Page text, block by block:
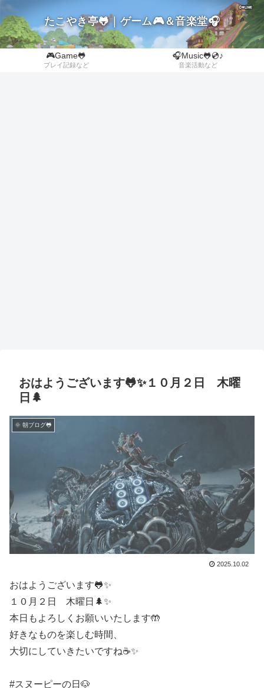
たこやき亭🐸｜ゲーム🎮＆音楽堂🎧
🎮Game🐸
プレイ記録など
🎧Music🐸💿♪
音楽活動など
おはようございます🐸✨１０月２日 木曜
日🌲
🌞 朝ブログ🐸
2025.10.02
おはようございます🐸✨
１０月２日 木曜日🌲✨
本日もよろしくお願いいたします🤲
好きなものを楽しむ時間、
大切にしていきたいですね☕️✨
#スヌーピーの日🐶